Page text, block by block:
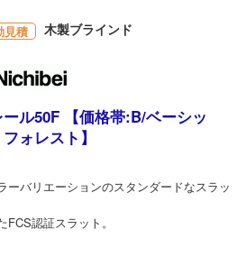
見積 木製ブラインド
ール50F 【価格帯:B/ベーシッ
ォレスト】
ーバリエーションのスタンダードなスラッ
認証スラット。